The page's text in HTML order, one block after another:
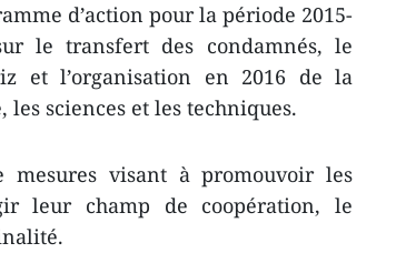
d’action pour la période 2015-
le transfert des condamnés, le
et l’organisation en 2016 de la
sciences et les techniques.
mesures visant à promouvoir les
leur champ de coopération, le